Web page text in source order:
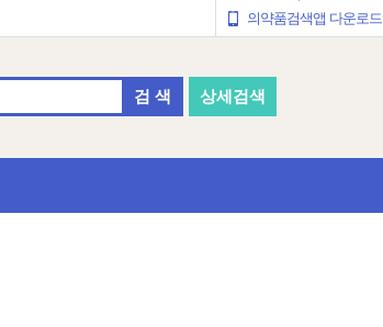
의약품검색앱 다운로드
검 색 상세검색